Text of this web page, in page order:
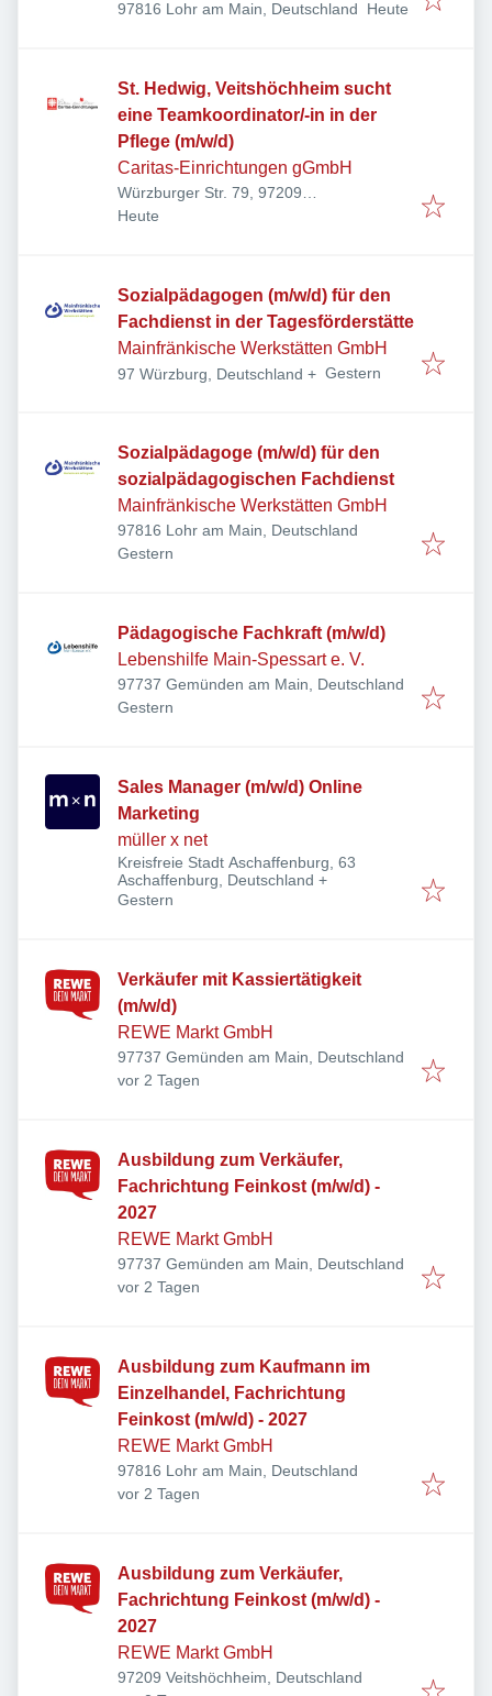
97816 Lohr am Main, Deutschland Veröffentlicht
Heute
St. Hedwig, Veitshöchheim sucht
eine Teamkoordinator/-in in der
Pflege (m/w/d)
Caritas-Einrichtungen gGmbH
Würzburger Str. 79, 97209
Veitshöchheim, Deutschland
Veröffentlicht
Heute
Sozialpädagogen (m/w/d) für den
Fachdienst in der Tagesförderstätte
Mainfränkische Werkstätten GmbH
97 Würzburg, Deutschland + Veröffentlicht
Gestern
Sozialpädagoge (m/w/d) für den
sozialpädagogischen Fachdienst
Mainfränkische Werkstätten GmbH
97816 Lohr am Main, Deutschland
Veröffentlicht
Gestern
Pädagogische Fachkraft (m/w/d)
Lebenshilfe Main-Spessart e. V.
97737 Gemünden am Main, Deutschland
Veröffentlicht
Gestern
Sales Manager (m/w/d) Online
Marketing
müller x net
Kreisfreie Stadt Aschaffenburg, 63
Aschaffenburg, Deutschland +
Veröffentlicht
Gestern
Verkäufer mit Kassiertätigkeit
(m/w/d)
REWE Markt GmbH
97737 Gemünden am Main, Deutschland
Veröffentlicht
vor 2 Tagen
Ausbildung zum Verkäufer,
Fachrichtung Feinkost (m/w/d) -
2027
REWE Markt GmbH
97737 Gemünden am Main, Deutschland
Veröffentlicht
vor 2 Tagen
Ausbildung zum Kaufmann im
Einzelhandel, Fachrichtung
Feinkost (m/w/d) - 2027
REWE Markt GmbH
97816 Lohr am Main, Deutschland
Veröffentlicht
vor 2 Tagen
Ausbildung zum Verkäufer,
Fachrichtung Feinkost (m/w/d) -
2027
REWE Markt GmbH
97209 Veitshöchheim, Deutschland